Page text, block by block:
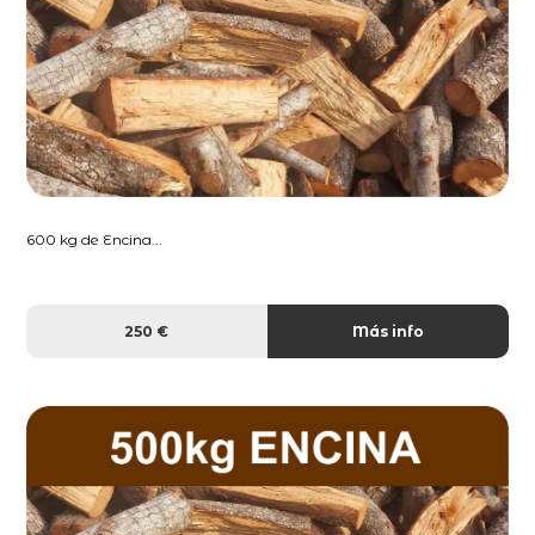
600 kg de Encina...
250 € Más info